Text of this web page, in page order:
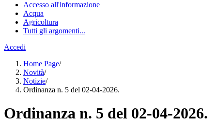
Accesso all'informazione
Acqua
Agricoltura
Tutti gli argomenti...
Accedi
Home Page/
Novità/
Notizie/
Ordinanza n. 5 del 02-04-2026.
Ordinanza n. 5 del 02-04-2026.